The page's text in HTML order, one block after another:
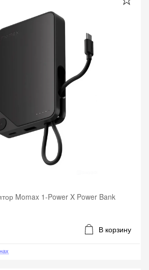
Momax 1-Power X Power Bank
В корзину